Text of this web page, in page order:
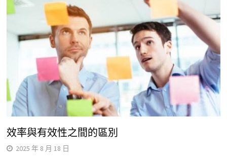
效率與有效性之間的區別
2025 年 8 月 18 日